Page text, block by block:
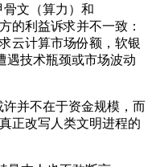
文（算力）和
的利益诉求并不一致：
云计算市场份额，软银
遇技术瓶颈或市场波动
并不在于资金规模，而
正改写人类文明进程的